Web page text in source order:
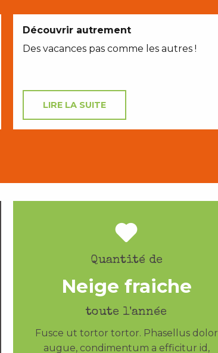
Découvrir autrement
Des vacances pas comme les autres !
LIRE LA SUITE
Quantité de
Neige fraiche
toute l'année
Fusce ut tortor tortor. Phasellus dolor
augue, condimentum a efficitur id,